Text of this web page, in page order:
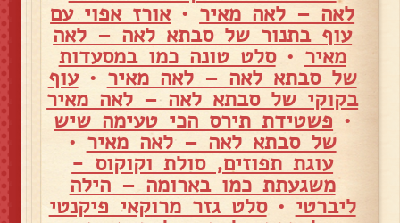
לאה – לאה מאיר •אורז אפוי עם
עוף בתנור של סבתא לאה – לאה
מאיר •סלט טונה כמו במסעדות
של סבתא לאה – לאה מאיר •עוף
בקוקי של סבתא לאה – לאה מאיר
• פשטידת תירס הכי טעימה שיש
של סבתא לאה – לאה מאיר •
עוגת תפוזים, סולת וקוקוס -
משגעתת כמו בארומה – הילה
ליברטי •סלט גזר מרוקאי פיקנטי